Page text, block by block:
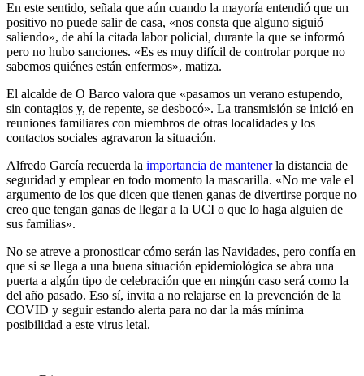
En este sentido, señala que aún cuando la mayoría entendió que un
positivo no puede salir de casa, «nos consta que alguno siguió
saliendo», de ahí la citada labor policial, durante la que se informó
pero no hubo sanciones. «Es es muy difícil de controlar porque no
sabemos quiénes están enfermos», matiza.
El alcalde de O Barco valora que «pasamos un verano estupendo,
sin contagios y, de repente, se desbocó». La transmisión se inició en
reuniones familiares con miembros de otras localidades y los
contactos sociales agravaron la situación.
Alfredo García recuerda la importancia de mantenerla distancia de
seguridad y emplear en todo momento la mascarilla. «No me vale el
argumento de los que dicen que tienen ganas de divertirse porque no
creo que tengan ganas de llegar a la UCI o que lo haga alguien de
sus familias».
No se atreve a pronosticar cómo serán las Navidades, pero confía en
que si se llega a una buena situación epidemiológica se abra una
puerta a algún tipo de celebración que en ningún caso será como la
del año pasado. Eso sí, invita a no relajarse en la prevención de la
COVID y seguir estando alerta para no dar la más mínima
posibilidad a este virus letal.